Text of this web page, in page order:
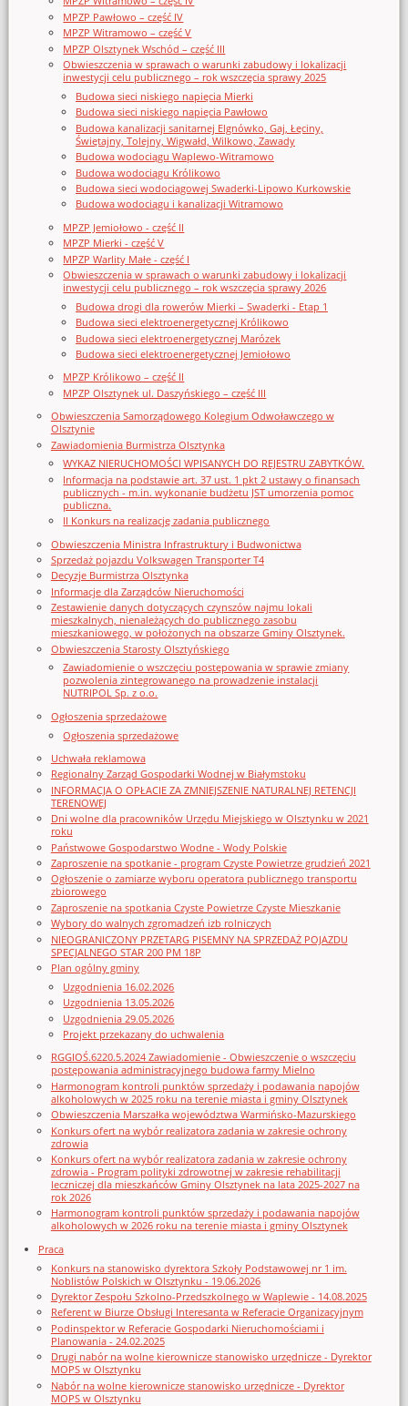
MPZP Pawłowo – część IV
MPZP Witramowo – część V
MPZP Olsztynek Wschód – część III
Obwieszczenia w sprawach o warunki zabudowy i lokalizacji
inwestycji celu publicznego – rok wszczęcia sprawy 2025
Budowa sieci niskiego napięcia Mierki
Budowa sieci niskiego napięcia Pawłowo
Budowa kanalizacji sanitarnej Elgnówko, Gaj, Łęciny,
Świętajny, Tolejny, Wigwałd, Wilkowo, Zawady
Budowa wodociągu Waplewo-Witramowo
Budowa wodociągu Królikowo
Budowa sieci wodociągowej Swaderki-Lipowo Kurkowskie
Budowa wodociągu i kanalizacji Witramowo
MPZP Jemiołowo - część II
MPZP Mierki - część V
MPZP Warlity Małe - część I
Obwieszczenia w sprawach o warunki zabudowy i lokalizacji
inwestycji celu publicznego – rok wszczęcia sprawy 2026
Budowa drogi dla rowerów Mierki – Swaderki - Etap 1
Budowa sieci elektroenergetycznej Królikowo
Budowa sieci elektroenergetycznej Marózek
Budowa sieci elektroenergetycznej Jemiołowo
MPZP Królikowo – część II
MPZP Olsztynek ul. Daszyńskiego – część III
Obwieszczenia Samorządowego Kolegium Odwoławczego w
Olsztynie
Zawiadomienia Burmistrza Olsztynka
WYKAZ NIERUCHOMOŚCI WPISANYCH DO REJESTRU ZABYTKÓW.
Informacja na podstawie art. 37 ust. 1 pkt 2 ustawy o finansach
publicznych - m.in. wykonanie budżetu JST umorzenia pomoc
publiczna.
II Konkurs na realizację zadania publicznego
Obwieszczenia Ministra Infrastruktury i Budwonictwa
Sprzedaż pojazdu Volkswagen Transporter T4
Decyzje Burmistrza Olsztynka
Informacje dla Zarządców Nieruchomości
Zestawienie danych dotyczących czynszów najmu lokali
mieszkalnych, nienależących do publicznego zasobu
mieszkaniowego, w położonych na obszarze Gminy Olsztynek.
Obwieszczenia Starosty Olsztyńskiego
Zawiadomienie o wszczęciu postępowania w sprawie zmiany
pozwolenia zintegrowanego na prowadzenie instalacji
NUTRIPOL Sp. z o.o.
Ogłoszenia sprzedażowe
Ogłoszenia sprzedażowe
Uchwała reklamowa
Regionalny Zarząd Gospodarki Wodnej w Białymstoku
INFORMACJA O OPŁACIE ZA ZMNIEJSZENIE NATURALNEJ RETENCJI
TERENOWEJ
Dni wolne dla pracowników Urzędu Miejskiego w Olsztynku w 2021
roku
Państwowe Gospodarstwo Wodne - Wody Polskie
Zaproszenie na spotkanie - program Czyste Powietrze grudzień 2021
Ogłoszenie o zamiarze wyboru operatora publicznego transportu
zbiorowego
Zaproszenie na spotkania Czyste Powietrze Czyste Mieszkanie
Wybory do walnych zgromadzeń izb rolniczych
NIEOGRANICZONY PRZETARG PISEMNY NA SPRZEDAŻ POJAZDU
SPECJALNEGO STAR 200 PM 18P
Plan ogólny gminy
Uzgodnienia 16.02.2026
Uzgodnienia 13.05.2026
Uzgodnienia 29.05.2026
Projekt przekazany do uchwalenia
RGGIOŚ.6220.5.2024 Zawiadomienie - Obwieszczenie o wszczęciu
postępowania administracyjnego budowa farmy Mielno
Harmonogram kontroli punktów sprzedaży i podawania napojów
alkoholowych w 2025 roku na terenie miasta i gminy Olsztynek
Obwieszczenia Marszałka województwa Warmińsko-Mazurskiego
Konkurs ofert na wybór realizatora zadania w zakresie ochrony
zdrowia
Konkurs ofert na wybór realizatora zadania w zakresie ochrony
zdrowia - Program polityki zdrowotnej w zakresie rehabilitacji
leczniczej dla mieszkańców Gminy Olsztynek na lata 2025-2027 na
rok 2026
Harmonogram kontroli punktów sprzedaży i podawania napojów
alkoholowych w 2026 roku na terenie miasta i gminy Olsztynek
Praca
Konkurs na stanowisko dyrektora Szkoły Podstawowej nr 1 im.
Noblistów Polskich w Olsztynku - 19.06.2026
Dyrektor Zespołu Szkolno-Przedszkolnego w Waplewie - 14.08.2025
Referent w Biurze Obsługi Interesanta w Referacie Organizacyjnym
Podinspektor w Referacie Gospodarki Nieruchomościami i
Planowania - 24.02.2025
Drugi nabór na wolne kierownicze stanowisko urzędnicze - Dyrektor
MOPS w Olsztynku
Nabór na wolne kierownicze stanowisko urzędnicze - Dyrektor
MOPS w Olsztynku